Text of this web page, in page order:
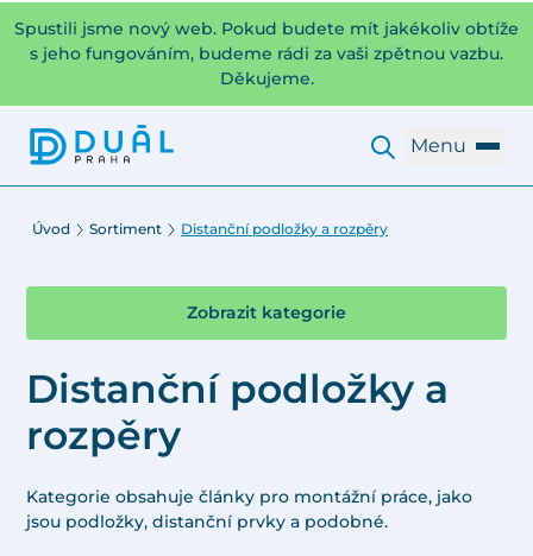
Spustili jsme nový web. Pokud budete mít jakékoliv obtíže
s jeho fungováním, budeme rádi za vaši zpětnou vazbu.
Děkujeme.
Menu
Úvod Sortiment Distanční podložky a rozpěry
Zobrazit kategorie
Distanční podložky a
rozpěry
Kategorie obsahuje články pro montážní práce, jako
jsou podložky, distanční prvky a podobné.